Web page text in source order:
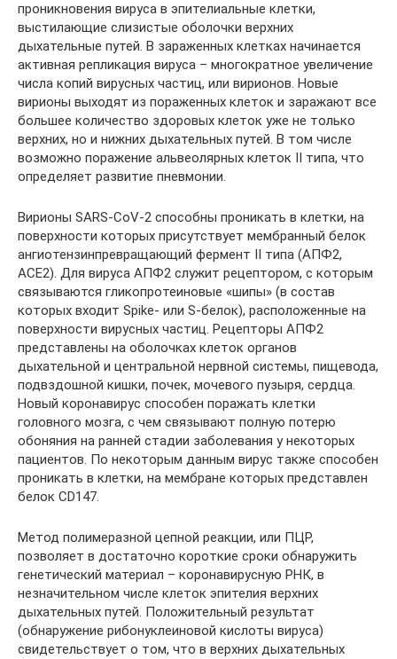
проникновения вируса в эпителиальные клетки,
выстилающие слизистые оболочки верхних
дыхательные путей. В зараженных клетках начинается
активная репликация вируса – многократное увеличение
числа копий вирусных частиц, или вирионов. Новые
вирионы выходят из пораженных клеток и заражают все
большее количество здоровых клеток уже не только
верхних, но и нижних дыхательных путей. В том числе
возможно поражение альвеолярных клеток II типа, что
определяет развитие пневмонии.
Вирионы SARS-CoV-2 способны проникать в клетки, на
поверхности которых присутствует мембранный белок
ангиотензинпревращающий фермент II типа (АПФ2,
ACE2). Для вируса АПФ2 служит рецептором, с которым
связываются гликопротеиновые «шипы» (в состав
которых входит Spike- или S-белок), расположенные на
поверхности вирусных частиц. Рецепторы АПФ2
представлены на оболочках клеток органов
дыхательной и центральной нервной системы, пищевода,
подвздошной кишки, почек, мочевого пузыря, сердца.
Новый коронавирус способен поражать клетки
головного мозга, с чем связывают полную потерю
обоняния на ранней стадии заболевания у некоторых
пациентов. По некоторым данным вирус также способен
проникать в клетки, на мембране которых представлен
белок CD147.
Метод полимеразной цепной реакции, или ПЦР,
позволяет в достаточно короткие сроки обнаружить
генетический материал – коронавирусную РНК, в
незначительном числе клеток эпителия верхних
дыхательных путей. Положительный результат
(обнаружение рибонуклеиновой кислоты вируса)
свидетельствует о том, что в верхних дыхательных